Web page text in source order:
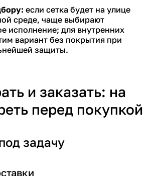
если сетка будет на улице
среде, чаще выбирают
исполнение; для внутренних
вариант без покрытия при
защиты.
и заказать: на
перед покупкой
задачу